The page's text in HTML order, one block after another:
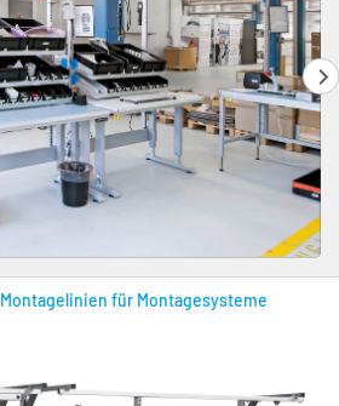
Montagelinien für Montagesysteme